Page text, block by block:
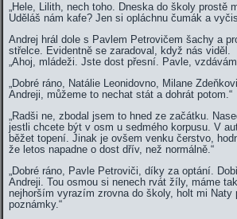
„Hele, Lilith, nech toho. Dneska do školy prostě
Uděláš nám kafe? Jen si opláchnu čumák a
Andrej hrál dole s Pavlem Petrovičem šachy a
střelce. Evidentně se zaradoval, když nás viděl.
„Ahoj, mládeži. Jste dost přesní. Pavle,
„Dobré ráno, Natálie Leonidovno, Milane
Andreji, můžeme to nechat stát a dohrát potom.“
„Radši ne, zbodal jsem to hned ze začátku.
jestli chcete být v osm u sedmého korpusu. V
běžet topení. Jinak je ovšem venku čerstvo,
že letos napadne o dost dřív, než normálně.“
„Dobré ráno, Pavle Petroviči, díky za optání.
Andreji. Tou osmou si nenech rvát žíly, máme
nejhorším vyrazím zrovna do školy, holt mi Naty
poznámky.“